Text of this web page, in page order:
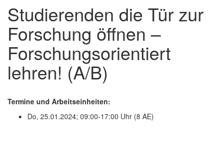
Studierenden die Tür zur
Forschung öffnen –
Forschungsorientiert
lehren! (A/B)
Termine und Arbeitseinheiten:
Do, 25.01.2024; 09:00-17:00 Uhr (8 AE)